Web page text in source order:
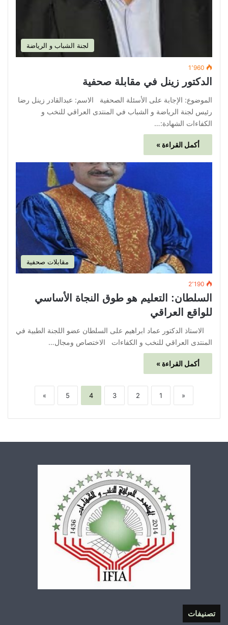
لجنة الشباب و الرياضة
1٬960
الدكتور زينل في مقابلة صحفية
الموضوع: الإجابة على الأسئلة الصحفية الاسم: عبدالقادر زينل رضا
رئيس لجنة الرياضة و الشباب في المنتدى العراقي للنخب و
الكفاءات الشهادة:…
أكمل القراءة »
مقابلات صحفية
2٬190
السلطان: التعليم هو طوق النجاة الأساسي
للواقع العراقي
الاستاذ الدكتور عماد ابراهيم على السلطان عضو اللجنة الطبية في
المنتدى العراقي للنخب و الكفاءات الاختصاص ومجال…
أكمل القراءة »
«
1
2
3
4
5
»
تصنيفات